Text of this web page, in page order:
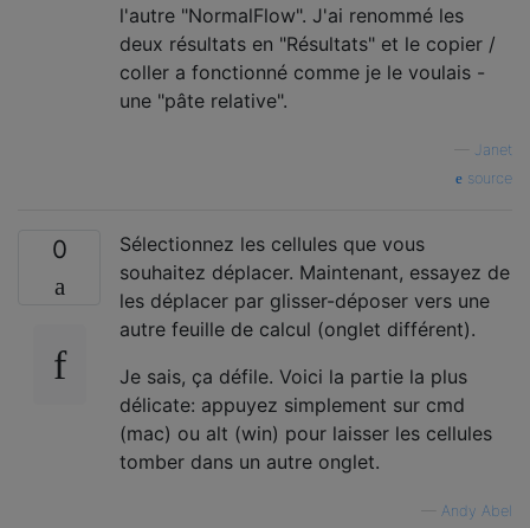
l'autre "NormalFlow". J'ai renommé les
deux résultats en "Résultats" et le copier /
coller a fonctionné comme je le voulais -
une "pâte relative".
Janet
source
0
Sélectionnez les cellules que vous
souhaitez déplacer. Maintenant, essayez de
les déplacer par glisser-déposer vers une
autre feuille de calcul (onglet différent).
Je sais, ça défile. Voici la partie la plus
délicate: appuyez simplement sur cmd
(mac) ou alt (win) pour laisser les cellules
tomber dans un autre onglet.
Andy Abel